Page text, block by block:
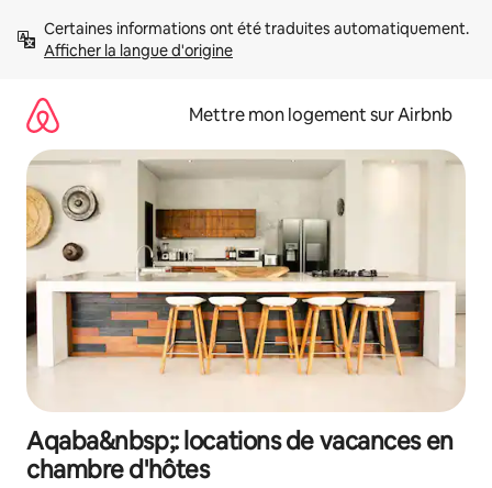
directement
Afficher la langue d'origine
Mettre mon logement sur Airbnb
Aqaba&nbsp;: locations de vacances en
chambre d'hôtes